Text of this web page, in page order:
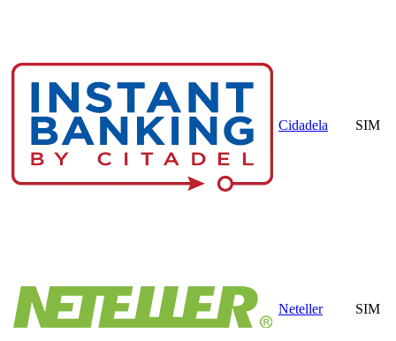
Cidadela SIM
Neteller SIM